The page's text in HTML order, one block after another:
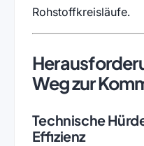
Rohstoffkreisläufe.
Weg zur
Technische
Effizienz